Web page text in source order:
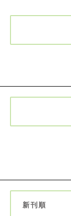
新刊順